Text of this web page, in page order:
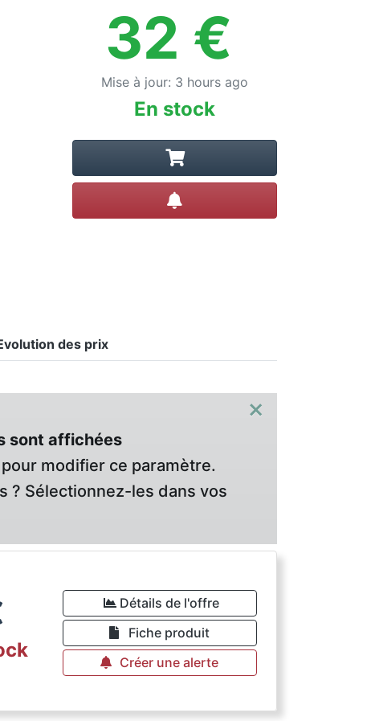
32 €
Mise à jour: 3 hours ago
En stock
des prix
×
sont affichées
modifier ce paramètre.
? Sélectionnez-les dans vos
Détails de l'offre
Fiche produit
Créer une alerte